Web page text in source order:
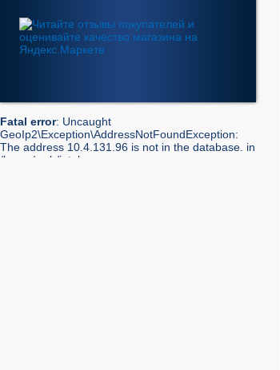
Fatal error: Uncaught
GeoIp2\Exception\AddressNotFoundException:
The address 10.4.131.96 is not in the database. in
/home/web/intel-